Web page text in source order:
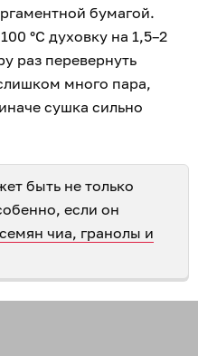
бумагой.
°С духовку на 1,5–2
раз перевернуть
много пара,
сушка сильно
быть не только
если он
чиа, гранолы и